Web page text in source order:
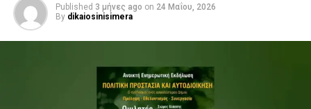
Published 3 μήνες ago on 24 Μαΐου, 2026
By dikaiosinisimera